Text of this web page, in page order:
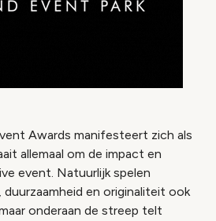
Awards manifesteert zich als
allemaal om de impact en
event. Natuurlijk spelen
en originaliteit ook
onderaan de streep telt